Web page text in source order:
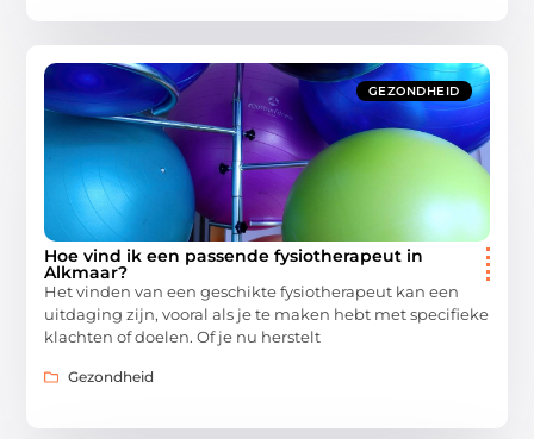
GEZONDHEID
Hoe vind ik een passende fysiotherapeut in
Alkmaar?
Het vinden van een geschikte fysiotherapeut kan een
uitdaging zijn, vooral als je te maken hebt met specifieke
klachten of doelen. Of je nu herstelt
Gezondheid